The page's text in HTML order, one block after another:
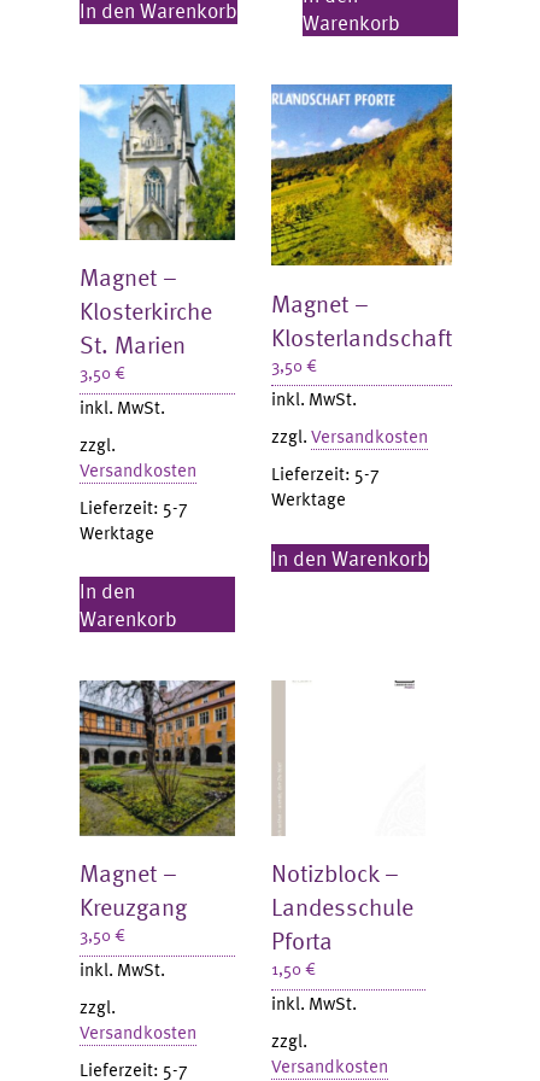
In den Warenkorb
Warenkorb
Magnet –
Klosterkirche
St. Marien
3,50€
inkl. MwSt.
zzgl.
Versandkosten
Lieferzeit: 5-7
Werktage
In den
Warenkorb
Magnet –
Klosterlandschaft
3,50€
inkl. MwSt.
zzgl.Versandkosten
Lieferzeit: 5-7
Werktage
In den Warenkorb
Magnet –
Kreuzgang
3,50€
inkl. MwSt.
zzgl.
Versandkosten
Lieferzeit: 5-7
Notizblock –
Landesschule
Pforta
1,50€
inkl. MwSt.
zzgl.
Versandkosten